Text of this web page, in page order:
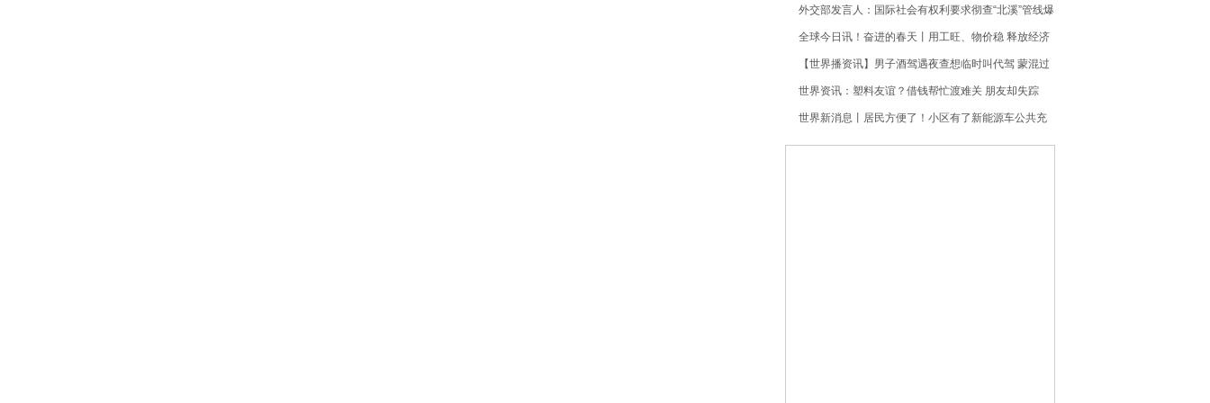
行动 张工主持并作工作部署 喻云林王常松出席
外交部发言人：国际社会有权利要求彻查“北溪”管线爆
炸事件
全球今日讯！奋进的春天丨用工旺、物价稳 释放经济
回稳向好积极信号
【世界播资讯】男子酒驾遇夜查想临时叫代驾 蒙混过
不了关
世界资讯：塑料友谊？借钱帮忙渡难关 朋友却失踪
了！
世界新消息丨居民方便了！小区有了新能源车公共充
电桩